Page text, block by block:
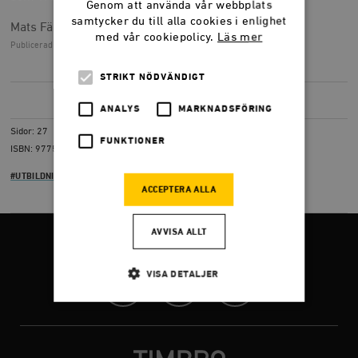
Mats Fält
Publicerad
LADDA NER (PDF) 257,0 KB
Sidor: 27
ISBN: 9775668611
#UTBILDNING
Genom att använda vår webbplats
samtycker du till alla cookies i enlighet
med vår cookiepolicy. Läs mer
STRIKT NÖDVÄNDIGT
ANALYS MARKNADSFÖRING
FUNKTIONER
ACCEPTERA ALLA
AVVISA ALLT
VISA DETALJER